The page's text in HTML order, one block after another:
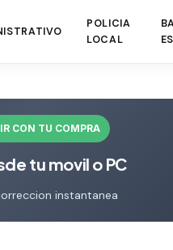
POLICIA
LOCAL
CON TU COMPRA
tu movil o PC
instantanea